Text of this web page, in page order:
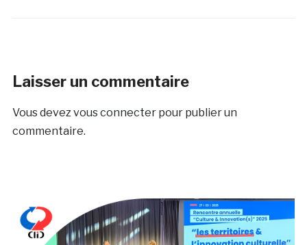
Laisser un commentaire
Vous devezvous connecterpour publier un
commentaire.